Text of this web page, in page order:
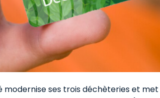
ses trois déchèteries et met